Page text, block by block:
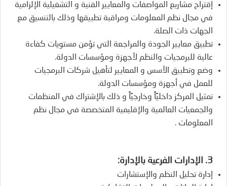
إقتراح مشاريع المواصفات والمعايير الفنية و التشغيلية الإلزامية
في مجال نظم المعلومات ومراقبة تطبيقها وذلك بالتنسيق مع
الجهات ذات الصلة.
تطبيق معايير الجودة والمراجعة التي تؤمن مستويات كفاءة
عالية للبرمجيات والنظم لأجهزة ومؤسسات الدولة.
وضع وتطبيق الأسس و المعايير لتأهيل شركات البرمجيات
للعمل في أجهزة ومؤسسات الدولة.
تمثيل المركز داخليًاً وخارجيًاً و ذلك بالإشتراك في المنظمات
والجمعيات العالمية والإقليمية المتخصصة في مجال نظم
المعلومات .
3. الإدارات الفرعية بالإدارة:
إدارة تحليل النظم والإستشارات